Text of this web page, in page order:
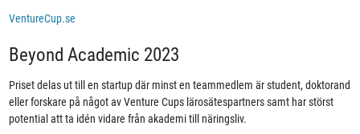
VentureCup.se
Beyond Academic 2023
Priset delas ut till en startup där minst en teammedlem är student, doktorand
eller forskare på något av Venture Cups lärosätespartners samt har störst
potential att ta idén vidare från akademi till näringsliv.